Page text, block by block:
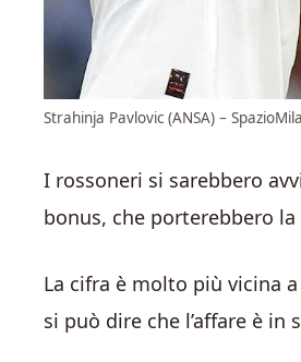
Strahinja Pavlovic (ANSA) –
I rossoneri si sarebbero
bonus, che porterebbero
La cifra è molto più vicina
si può dire che l’affare è in